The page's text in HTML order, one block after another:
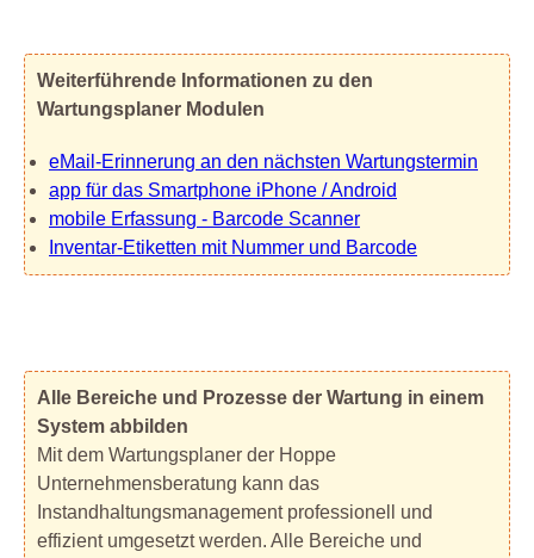
Weiterführende Informationen zu den
Wartungsplaner Modulen
eMail-Erinnerung an den nächsten Wartungstermin
app für das Smartphone iPhone / Android
mobile Erfassung - Barcode Scanner
Inventar-Etiketten mit Nummer und Barcode
Alle Bereiche und Prozesse der Wartung in einem
System abbilden
Mit dem Wartungsplaner der Hoppe
Unternehmensberatung kann das
Instandhaltungsmanagement professionell und
effizient umgesetzt werden. Alle Bereiche und